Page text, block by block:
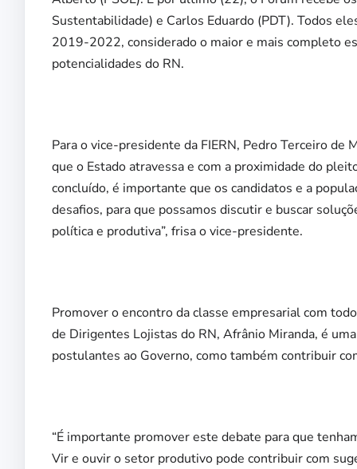
Sustentabilidade) e Carlos Eduardo (PDT). Todos
2019-2022, considerado o maior e mais completo
potencialidades do RN.
Para o vice-presidente da FIERN, Pedro Terceiro
que o Estado atravessa e com a proximidade do
concluído, é importante que os candidatos e a
desafios, para que possamos discutir e buscar
política e produtiva”, frisa o vice-presidente.
Promover o encontro da classe empresarial com
de Dirigentes Lojistas do RN, Afrânio Miranda, é
postulantes ao Governo, como também contribuir
“É importante promover este debate para que
Vir e ouvir o setor produtivo pode contribuir com